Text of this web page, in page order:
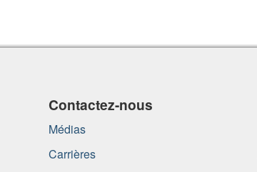
Contactez-nous
Médias
Carrières